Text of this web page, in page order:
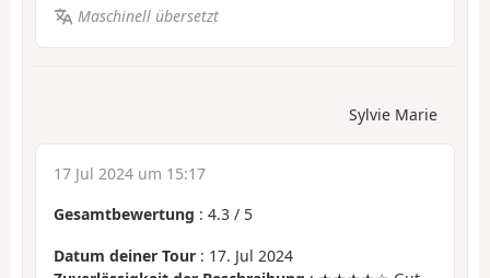
Maschinell übersetzt
Sylvie Marie
17 Jul 2024 um 15:17
Gesamtbewertung : 4.3 / 5
Datum deiner Tour : 17. Jul 2024